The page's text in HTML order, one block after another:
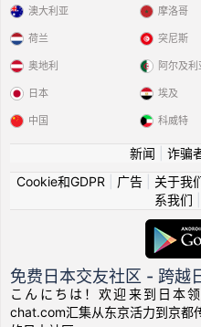
澳大利亚
荷兰
奥地利
日本
中国
摩洛哥
突尼斯
阿尔及利
埃及
科威特
新闻 诈骗
Cookie和GDPR
广告| 关于我
系我们
免费日本交友社区 - 跨越
こんにちは！欢迎来到日本
chat.com汇集从东京活力到京都